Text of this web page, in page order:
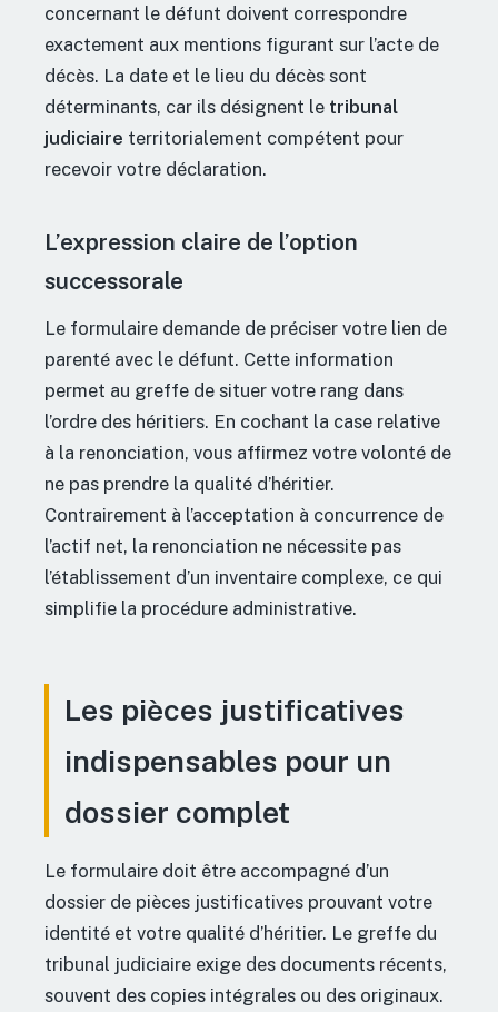
concernant le défunt doivent correspondre
exactement aux mentions figurant sur l’acte de
décès. La date et le lieu du décès sont
déterminants, car ils désignent le tribunal
judiciaire territorialement compétent pour
recevoir votre déclaration.
L’expression claire de l’option
successorale
Le formulaire demande de préciser votre lien de
parenté avec le défunt. Cette information
permet au greffe de situer votre rang dans
l’ordre des héritiers. En cochant la case relative
à la renonciation, vous affirmez votre volonté de
ne pas prendre la qualité d’héritier.
Contrairement à l’acceptation à concurrence de
l’actif net, la renonciation ne nécessite pas
l’établissement d’un inventaire complexe, ce qui
simplifie la procédure administrative.
Les pièces justificatives
indispensables pour un
dossier complet
Le formulaire doit être accompagné d’un
dossier de pièces justificatives prouvant votre
identité et votre qualité d’héritier. Le greffe du
tribunal judiciaire exige des documents récents,
souvent des copies intégrales ou des originaux.